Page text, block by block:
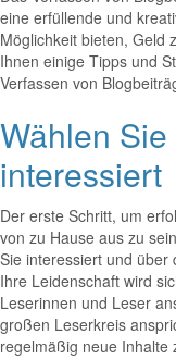
eine erfüllende und
Möglichkeit bieten, Geld
Ihnen einige Tipps und
Verfassen von
Wählen
interessiert
Der erste Schritt, um
von zu Hause aus zu
Sie interessiert und über
Ihre Leidenschaft wird
Leserinnen und Leser
großen Leserkreis
regelmäßig neue Inhalte